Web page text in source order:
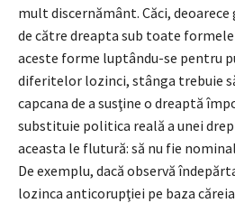
mult discernământ. Căci,
de către dreapta sub toate
aceste forme luptându-se pentru
diferitelor lozinci, stânga trebuie
capcana de a susţine o dreaptă
substituie politica reală a unei
aceasta le flutură: să nu fie
De exemplu, dacă observă
lozinca anticorupţiei pe baza